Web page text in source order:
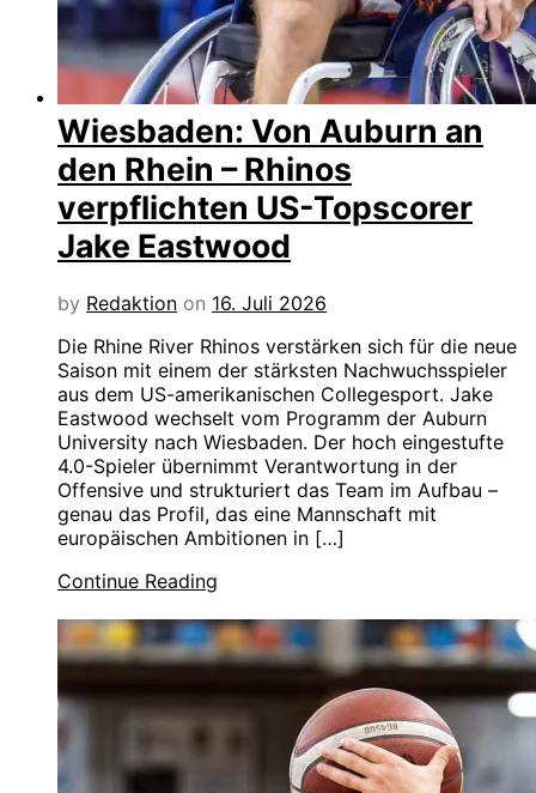
Wiesbaden: Von Auburn an
den Rhein – Rhinos
verpflichten US-Topscorer
Jake Eastwood
by Redaktion on 16. Juli 2026
Die Rhine River Rhinos verstärken sich für die neue
Saison mit einem der stärksten Nachwuchsspieler
aus dem US-amerikanischen Collegesport. Jake
Eastwood wechselt vom Programm der Auburn
University nach Wiesbaden. Der hoch eingestufte
4.0-Spieler übernimmt Verantwortung in der
Offensive und strukturiert das Team im Aufbau –
genau das Profil, das eine Mannschaft mit
europäischen Ambitionen in […]
Continue Reading